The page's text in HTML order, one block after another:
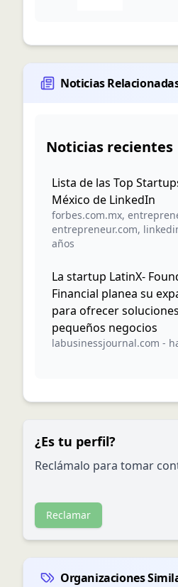
Noticias
Noticias recientes
Lista de las Top
México de LinkedIn
forbes.com.mx,
entrepreneur.com,
años
La startup LatinX-
Financial planea su
para ofrecer
pequeños negocios
labusinessjournal.com -
¿Es tu perfil?
Reclámalo para tomar
Reclamar
Organizaciones